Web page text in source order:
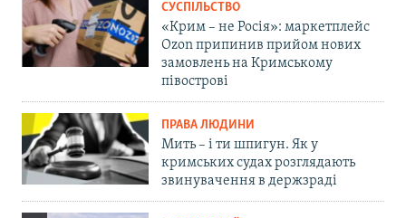
СУСПІЛЬСТВО
«Крим – не Росія»: маркетплейс
Ozon припинив прийом нових
замовлень на Кримському
півострові
ПРАВА ЛЮДИНИ
Мить – і ти шпигун. Як у
кримських судах розглядають
звинувачення в держзраді